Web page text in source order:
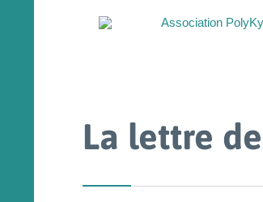
La lettre